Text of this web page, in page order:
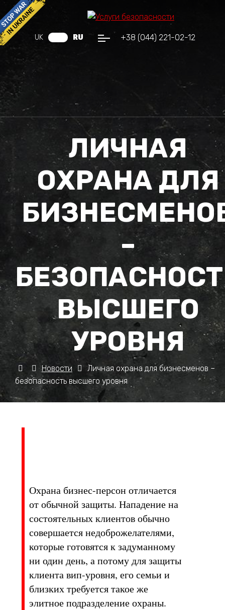
+38 (044) 221-02-12
UK RU
ЛИЧНАЯ
ОХРАНА ДЛЯ
–
ВЫСШЕГО
УРОВНЯ
Новости
Личная охрана для бизнесменов –
безопасность высшего уровня
Охрана бизнес-персон отличается
от обычной защиты. Нападение на
состоятельных клиентов обычно
совершается недоброжелателями,
которые готовятся к задуманному
ни один день, а потому для защиты
клиента вип-уровня, его семьи и
близких требуется такое же
элитное подразделение охраны.